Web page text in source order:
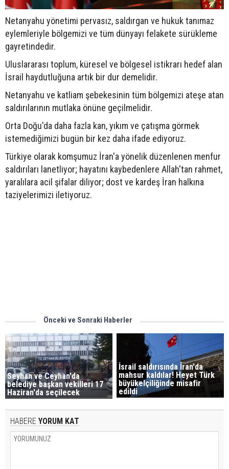
Netanyahu yönetimi pervasız, saldırgan ve hukuk tanımaz
eylemleriyle bölgemizi ve tüm dünyayı felakete sürükleme
gayretindedir.
Uluslararası toplum, küresel ve bölgesel istikrarı hedef alan
İsrail haydutluğuna artık bir dur demelidir.
Netanyahu ve katliam şebekesinin tüm bölgemizi ateşe atan
saldırılarının mutlaka önüne geçilmelidir.
Orta Doğu'da daha fazla kan, yıkım ve çatışma görmek
istemediğimizi bugün bir kez daha ifade ediyoruz.
Türkiye olarak komşumuz İran'a yönelik düzenlenen menfur
saldırıları lanetliyor; hayatını kaybedenlere Allah'tan rahmet,
yaralılara acil şifalar diliyor; dost ve kardeş İran halkına
taziyelerimizi iletiyoruz.
Önceki ve Sonraki Haberler
Seyhan ve Ceyhan'da
belediye başkan vekilleri 17
Haziran'da seçilecek
İsrail saldırısında İran'da
mahsur kaldılar! Heyet Türk
büyükelçiliğinde misafir
edildi
HABERE YORUM KAT